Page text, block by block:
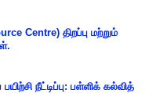
Centre) திறப்பு மற்றும்
நீட்டிப்பு: பள்ளிக் கல்வித்